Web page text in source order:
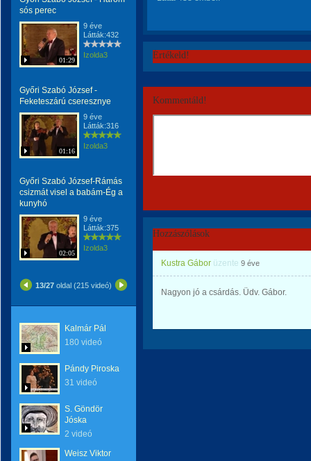
sós perec
01:29
9 éve
Látták:432
Izolda3
Győri Szabó József -
Feketeszárú cseresznye
01:16
9 éve
Látták:316
Izolda3
Győri Szabó József-Rámás
csizmát visel a babám-Ég a
kunyhó
02:05
9 éve
Látták:375
Izolda3
13/27 oldal (215 videó)
Kalmár Pál
180 videó
Pándy Piroska
31 videó
S. Göndör
Jóska
2 videó
Weisz Viktor
Értékeld!
Kommentáld!
Hozzászólások
Kustra Gábor üzente 9 éve
Nagyon jó a csárdás. Üdv. Gábor.